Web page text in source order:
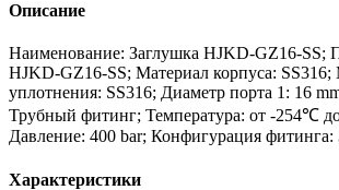
Описание
Наименование: Заглушка HJKD-GZ16-SS;
HJKD-GZ16-SS; Материал корпуса: SS316;
уплотнения: SS316; Диаметр порта 1: 16
Трубный фитинг; Температура: от -254℃
Давление: 400 bar; Конфигурация фитинга:
Характеристики